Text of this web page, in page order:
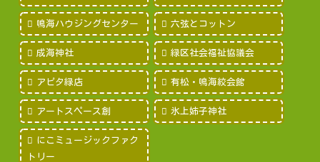
鳴海ハウジングセンター 六弦とコットン
成海神社 緑区社会福祉協議会
アピタ緑店 有松・鳴海絞会館
アートスペース創 氷上姉子神社
にこミュージックファク
トリー